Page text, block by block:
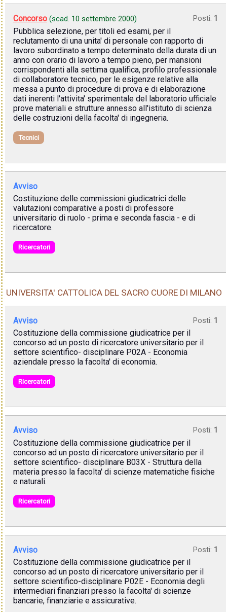
Concorso (scad. 10 settembre 2000) Posti: 1
Pubblica selezione, per titoli ed esami, per il
reclutamento di una unita' di personale con rapporto di
lavoro subordinato a tempo determinato della durata di un
anno con orario di lavoro a tempo pieno, per mansioni
corrispondenti alla settima qualifica, profilo professionale
di collaboratore tecnico, per le esigenze relative alla
messa a punto di procedure di prova e di elaborazione
dati inerenti l'attivita' sperimentale del laboratorio ufficiale
prove materiali e strutture annesso all'istituto di scienza
delle costruzioni della facolta' di ingegneria.
Tecnici
Avviso
Costituzione delle commissioni giudicatrici delle
valutazioni comparative a posti di professore
universitario di ruolo - prima e seconda fascia - e di
ricercatore.
Ricercatori
UNIVERSITA' CATTOLICA DEL SACRO CUORE DI MILANO
Avviso Posti: 1
Costituzione della commissione giudicatrice per il
concorso ad un posto di ricercatore universitario per il
settore scientifico- disciplinare P02A - Economia
aziendale presso la facolta' di economia.
Ricercatori
Avviso Posti: 1
Costituzione della commissione giudicatrice per il
concorso ad un posto di ricercatore universitario per il
settore scientifico- disciplinare B03X - Struttura della
materia presso la facolta' di scienze matematiche fisiche
e naturali.
Ricercatori
Avviso Posti: 1
Costituzione della commissione giudicatrice per il
concorso ad un posto di ricercatore universitario per il
settore scientifico-disciplinare P02E - Economia degli
intermediari finanziari presso la facolta' di scienze
bancarie, finanziarie e assicurative.